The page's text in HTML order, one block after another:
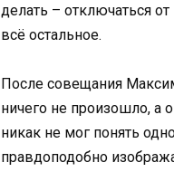
делать – отключаться
всё остальное.
После совещания
ничего не произошло, а
никак не мог понять
правдоподобно